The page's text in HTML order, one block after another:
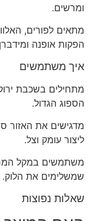
ומרשים.
מתאים לפורים,
הפקות אופנה
איך משתמשים
מתחילים בשכבת
הספוג הגדול.
מדגישים את האזור
ליצור עומק וצל.
משתמשים במקל
שמשלימים את הלוק.
שאלות נפוצות